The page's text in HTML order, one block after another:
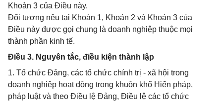
Khoản 3 của Điều này.
Đối tượng nêu tại Khoản 1, Khoản 2 và Khoản 3 của
Điều này được gọi chung là doanh nghiệp thuộc mọi
thành phần kinh tế.
Điều 3. Nguyên tắc, điều kiện thành lập
1. Tổ chức Đảng, các tổ chức chính trị - xã hội trong
doanh nghiệp hoạt động trong khuôn khổ Hiến pháp,
pháp luật và theo Điều lệ Đảng, Điều lệ các tổ chức